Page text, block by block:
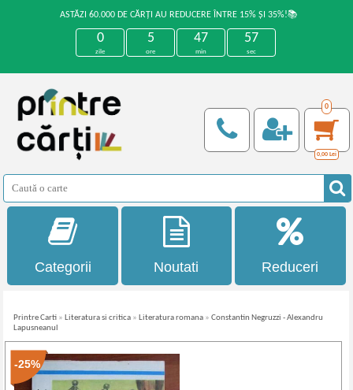
ASTĂZI 60.000 DE CĂRȚI AU REDUCERE ÎNTRE 15% ȘI 35%!📚
0
zile
5
ore
47
min
57
sec
0
0,00 Lei
Categorii Noutati Reduceri
Printre Carti » Literatura si critica » Literatura romana »Constantin Negruzzi - Alexandru
Lapusneanul
-25%